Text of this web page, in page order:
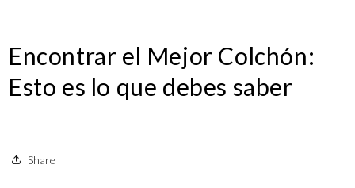
Encontrar el Mejor Colchón:
Esto es lo que debes saber
Share